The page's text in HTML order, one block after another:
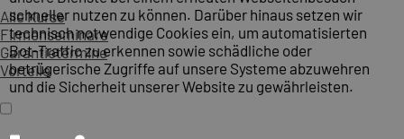
Alle Kurse
Firmenseminare
Garantietermine
Vorteile
schneller nutzen zu können. Darüber hinaus setzen wir
technisch notwendige Cookies ein, um automatisierten
Bot-Traffic zu erkennen sowie schädliche oder
betrügerische Zugriffe auf unsere Systeme abzuwehren
und die Sicherheit unserer Website zu gewährleisten.